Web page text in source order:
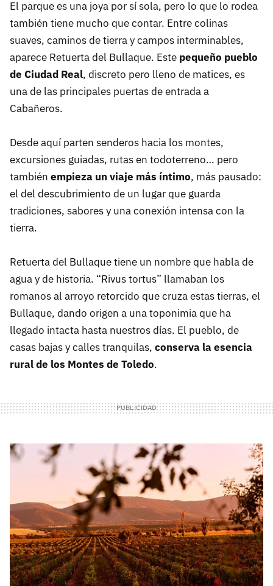
El parque es una joya por sí sola, pero lo que lo rodea
también tiene mucho que contar. Entre colinas
suaves, caminos de tierra y campos interminables,
aparece Retuerta del Bullaque. Este pequeño pueblo
de Ciudad Real, discreto pero lleno de matices, es
una de las principales puertas de entrada a
Cabañeros.
Desde aquí parten senderos hacia los montes,
excursiones guiadas, rutas en todoterreno… pero
también empieza un viaje más íntimo, más pausado:
el del descubrimiento de un lugar que guarda
tradiciones, sabores y una conexión intensa con la
tierra.
Retuerta del Bullaque tiene un nombre que habla de
agua y de historia. “Rivus tortus” llamaban los
romanos al arroyo retorcido que cruza estas tierras, el
Bullaque, dando origen a una toponimia que ha
llegado intacta hasta nuestros días. El pueblo, de
casas bajas y calles tranquilas, conserva la esencia
rural de los Montes de Toledo.